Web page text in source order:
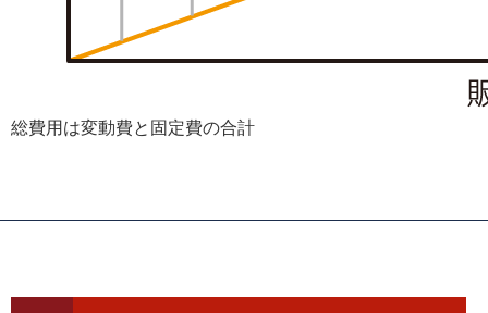
総費用は変動費と固定費の合計